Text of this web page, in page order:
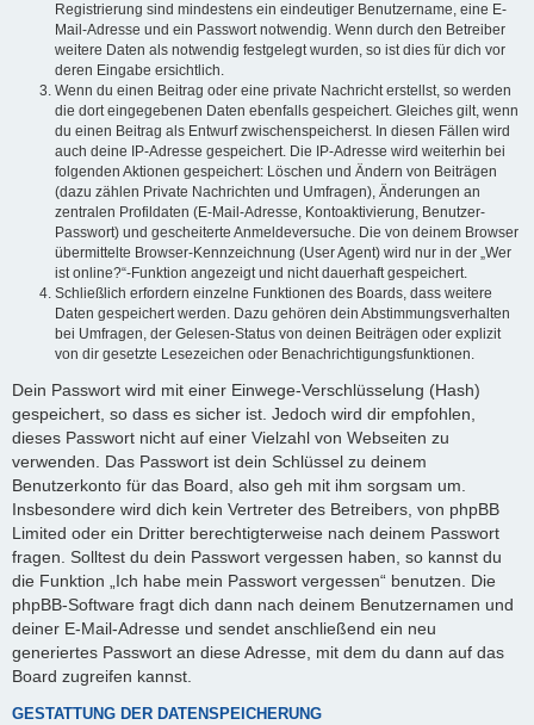
Registrierung sind mindestens ein eindeutiger Benutzername, eine E-
Mail-Adresse und ein Passwort notwendig. Wenn durch den Betreiber
weitere Daten als notwendig festgelegt wurden, so ist dies für dich vor
deren Eingabe ersichtlich.
Wenn du einen Beitrag oder eine private Nachricht erstellst, so werden
die dort eingegebenen Daten ebenfalls gespeichert. Gleiches gilt, wenn
du einen Beitrag als Entwurf zwischenspeicherst. In diesen Fällen wird
auch deine IP-Adresse gespeichert. Die IP-Adresse wird weiterhin bei
folgenden Aktionen gespeichert: Löschen und Ändern von Beiträgen
(dazu zählen Private Nachrichten und Umfragen), Änderungen an
zentralen Profildaten (E-Mail-Adresse, Kontoaktivierung, Benutzer-
Passwort) und gescheiterte Anmeldeversuche. Die von deinem Browser
übermittelte Browser-Kennzeichnung (User Agent) wird nur in der „Wer
ist online?“-Funktion angezeigt und nicht dauerhaft gespeichert.
Schließlich erfordern einzelne Funktionen des Boards, dass weitere
Daten gespeichert werden. Dazu gehören dein Abstimmungsverhalten
bei Umfragen, der Gelesen-Status von deinen Beiträgen oder explizit
von dir gesetzte Lesezeichen oder Benachrichtigungsfunktionen.
Dein Passwort wird mit einer Einwege-Verschlüsselung (Hash)
gespeichert, so dass es sicher ist. Jedoch wird dir empfohlen,
dieses Passwort nicht auf einer Vielzahl von Webseiten zu
verwenden. Das Passwort ist dein Schlüssel zu deinem
Benutzerkonto für das Board, also geh mit ihm sorgsam um.
Insbesondere wird dich kein Vertreter des Betreibers, von phpBB
Limited oder ein Dritter berechtigterweise nach deinem Passwort
fragen. Solltest du dein Passwort vergessen haben, so kannst du
die Funktion „Ich habe mein Passwort vergessen“ benutzen. Die
phpBB-Software fragt dich dann nach deinem Benutzernamen und
deiner E-Mail-Adresse und sendet anschließend ein neu
generiertes Passwort an diese Adresse, mit dem du dann auf das
Board zugreifen kannst.
GESTATTUNG DER DATENSPEICHERUNG